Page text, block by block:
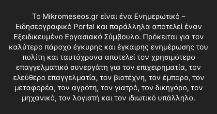
Το Mikromeseos.gr είναι ένα Ενημερωτικό –
Ειδησεογραφικό Portal και παράλληλα αποτελεί έναν
Εξειδικευμένο Εργασιακό Σύμβουλο. Πρόκειται για τον
καλύτερο πάροχο έγκυρης και έγκαιρης ενημέρωσης του
πολίτη και ταυτόχρονα αποτελεί τον χρησιμότερο
επαγγελματικό συνεργάτη για τον επιχειρηματία, τον
ελεύθερο επαγγελματία, τον βιοτέχνη, τον έμπορο, τον
μεταφορέα, τον αγρότη, τον γιατρό, τον δικηγόρο, τον
μηχανικό, τον λογιστή και τον ιδιωτικό υπάλληλο.